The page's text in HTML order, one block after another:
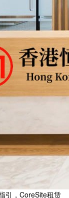
引，CoreSite租赁